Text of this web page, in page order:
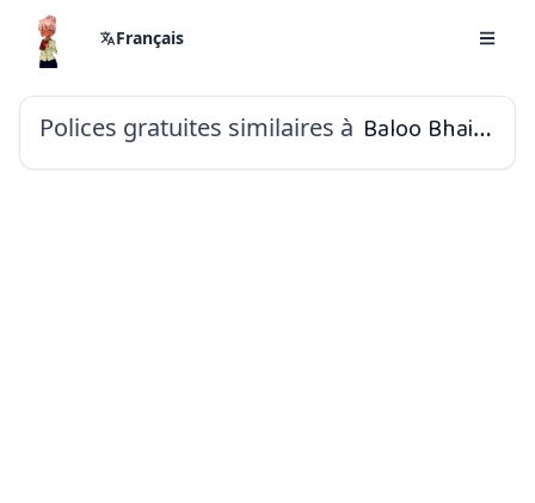
Français
Polices gratuites similaires à Baloo Bhaina 2